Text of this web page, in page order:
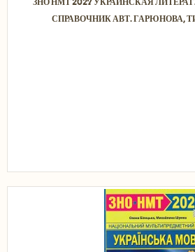
СПРАВОЧНИК АВТ. ГАРЮНОВА,